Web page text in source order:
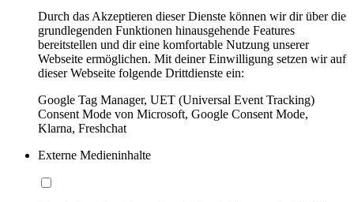
Durch das Akzeptieren dieser Dienste können wir dir über die
grundlegenden Funktionen hinausgehende Features
bereitstellen und dir eine komfortable Nutzung unserer
Webseite ermöglichen. Mit deiner Einwilligung setzen wir auf
dieser Webseite folgende Drittdienste ein:
Google Tag Manager, UET (Universal Event Tracking)
Consent Mode von Microsoft, Google Consent Mode,
Klarna, Freshchat
Externe Medieninhalte